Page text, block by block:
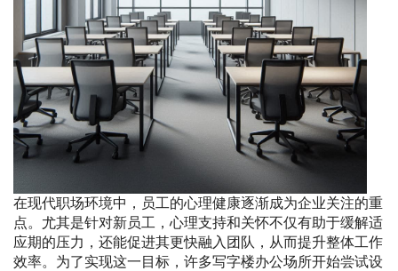
在现代职场环境中，员工的心理健康逐渐成为企业关注的重
点。尤其是针对新员工，心理支持和关怀不仅有助于缓解适
应期的压力，还能促进其更快融入团队，从而提升整体工作
效率。为了实现这一目标，许多写字楼办公场所开始尝试设